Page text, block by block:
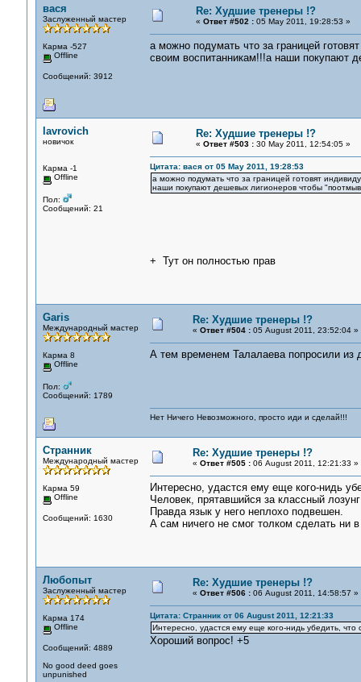
вася
Заслуженный мастер
Карма -527
Offline
Сообщений: 3912
Re: Худшие тренеры !?
« Ответ #502 :05 May 2011, 19:28:53 »
а можно подумать что за границей
своим воспитанникам!!!а наши покупают
lavrovich
новичок
Карма -1
Offline
Пол:
Сообщений: 21
Re: Худшие тренеры !?
« Ответ #503 :30 May 2011, 12:54:05 »
Цитата: вася от 05 May 2011, 19:28:53
а можно подумать что за границей готовят
наши покупают дешевых лигионеров чтобы
+ Тут он полностью прав
Garis
Международный мастер
Карма 8
Offline
Пол:
Сообщений: 1789
Re: Худшие тренеры !?
« Ответ #504 :05 August 2011, 23:52:04 »
А тем временем Талалаева попросили из
Нет Ничего Невозможного, просто иди и сделай!!!
Странник
Международный мастер
Карма 59
Offline
Сообщений: 1630
Re: Худшие тренеры !?
« Ответ #505 :06 August 2011, 12:21:33 »
Интересно, удастся ему еще кого-нидь
Человек, прятавшийся за классный
Правда язык у него неплохо подвешен.
А сам ничего не смог толком сделать ни
Любопыт
Заслуженный мастер
Карма 174
Offline
Сообщений: 4889
No good deed goes
unpunished
Re: Худшие тренеры !?
« Ответ #506 :06 August 2011, 14:58:57 »
Цитата: Странник от 06 August 2011, 12:21:33
Интересно, удастся ему еще кого-нидь убедить, что
Хороший вопрос! +5